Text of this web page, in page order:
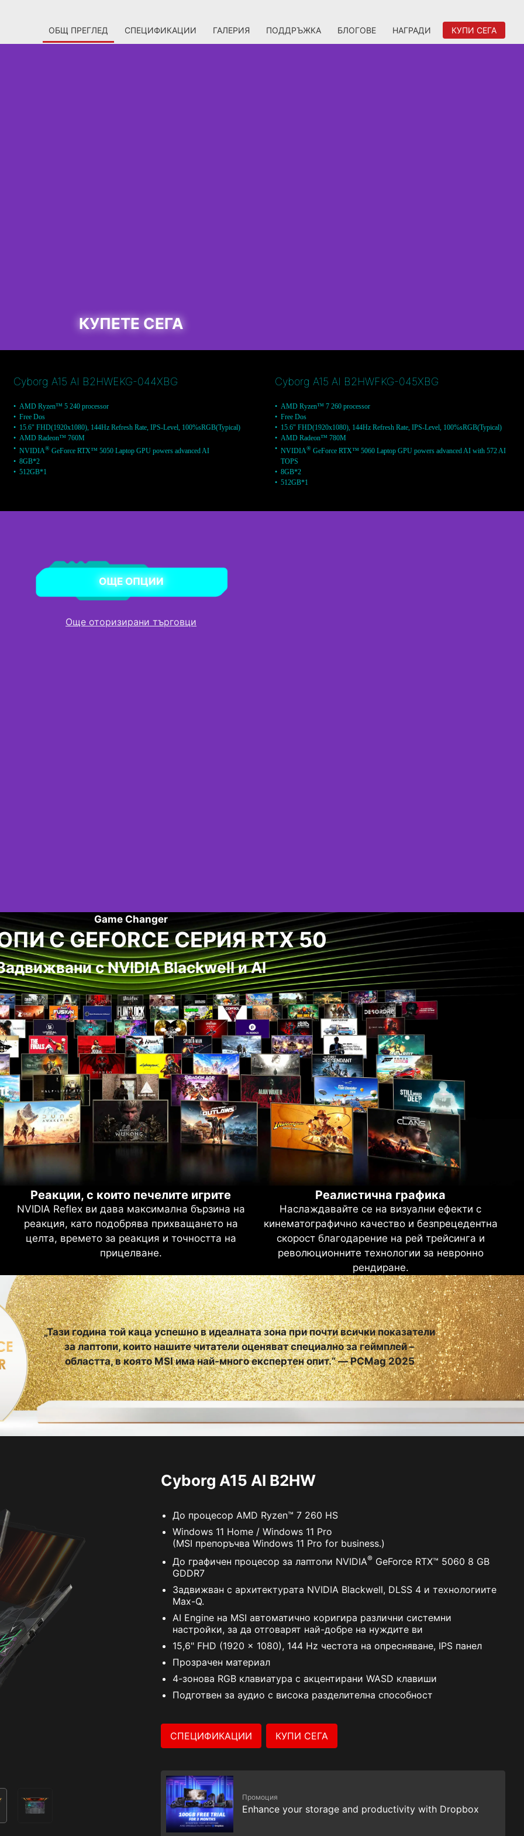
ОБЩ ПРЕГЛЕД СПЕЦИФИКАЦИИ ГАЛЕРИЯ ПОДДРЪЖКА БЛОГОВЕ НАГРАДИ КУПИ СЕГА
КУПЕТЕ СЕГА
Cyborg A15 AI B2HWEKG-044XBG
AMD Ryzen™ 5 240 processor
Free Dos
15.6" FHD(1920x1080), 144Hz Refresh Rate, IPS-Level, 100%sRGB(Typical)
AMD Radeon™ 760M
NVIDIA®GeForce RTX™ 5050 Laptop GPU powers advanced AI
8GB*2
512GB*1
Cyborg A15 AI B2HWFKG-045XBG
AMD Ryzen™ 7 260 processor
Free Dos
15.6" FHD(1920x1080), 144Hz Refresh Rate, IPS-Level, 100%sRGB(Typical)
AMD Radeon™ 780M
NVIDIA® GeForce RTX™ 5060 Laptop GPU powers advanced AI with 572 AI
TOPS
8GB*2
512GB*1
AMD Ryzen™ 5 240 processor
Free Dos
15.6" FHD(1920x1080), 144Hz Refresh Rate, IPS-Level, 100%sRGB(Typical)
AMD Radeon™ 760M
ОЩЕ ОПЦИИ
Още оторизирани търговци
Game Changer
С GEFORCE СЕРИЯ RTX 50
с NVIDIA Blackwell и AI
Реакции, с които печелите игрите
NVIDIA Reflex ви дава максимална бързина на
реакция, като подобрява прихващането на
целта, времето за реакция и точността на
прицелване.
Реалистична графика
Наслаждавайте се на визуални ефекти с
кинематографично качество и безпрецедентна
скорост благодарение на рей трейсинга и
революционните технологии за невронно
рендиране.
„Тази година той каца успешно в идеалната зона при почти всички показатели
за лаптопи, които нашите читатели оценяват специално за геймплей –
областта, в която MSI има най-много експертен опит.“ — PCMag 2025
Cyborg A15 AI B2HW
До процесор AMD Ryzen™ 7 260 HS
Windows 11 Home / Windows 11 Pro
(MSI препоръчва Windows 11 Pro for business.)
До графичен процесор за лаптопи NVIDIA® GeForce RTX™ 5060 8 GB
GDDR7
Задвижван с архитектурата NVIDIA Blackwell, DLSS 4 и технологиите
Max-Q.
AI Engine на MSI автоматично коригира различни системни
настройки, за да отговарят най-добре на нуждите ви
15,6" FHD (1920 x 1080), 144 Hz честота на опресняване, IPS панел​
Прозрачен материал
4-зонова RGB клавиатура с акцентирани WASD клавиши
Подготвен за аудио с висока разделителна способност
СПЕЦИФИКАЦИИ КУПИ СЕГА
Промоция
Enhance your storage and productivity with Dropbox